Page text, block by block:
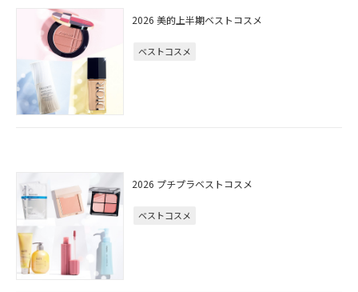
2026 美的上半期ベストコスメ
ベストコスメ
2026 プチプラベストコスメ
ベストコスメ